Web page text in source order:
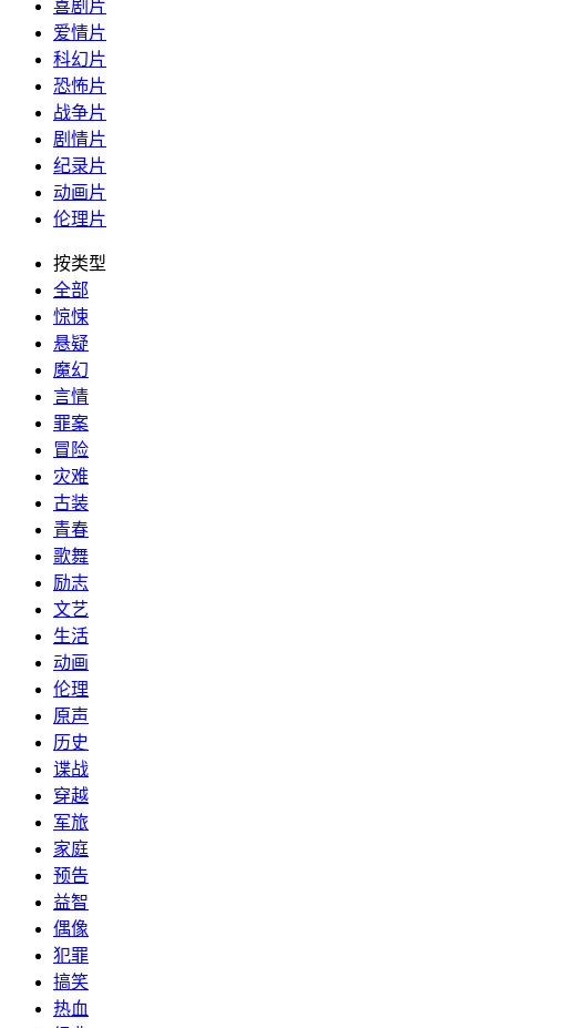
喜剧片
爱情片
科幻片
恐怖片
战争片
剧情片
纪录片
动画片
伦理片
按类型
全部
惊悚
悬疑
魔幻
言情
罪案
冒险
灾难
古装
青春
歌舞
励志
文艺
生活
动画
伦理
原声
历史
谍战
穿越
军旅
家庭
预告
益智
偶像
犯罪
搞笑
热血